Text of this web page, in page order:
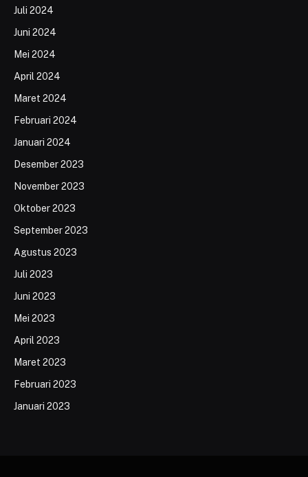
Juli 2024
Juni 2024
Mei 2024
April 2024
Maret 2024
Februari 2024
Januari 2024
Desember 2023
November 2023
Oktober 2023
September 2023
Agustus 2023
Juli 2023
Juni 2023
Mei 2023
April 2023
Maret 2023
Februari 2023
Januari 2023